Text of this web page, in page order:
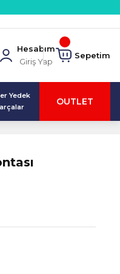
Hesabım
Giriş Yap
Sepetim
Yedek
OUTLET